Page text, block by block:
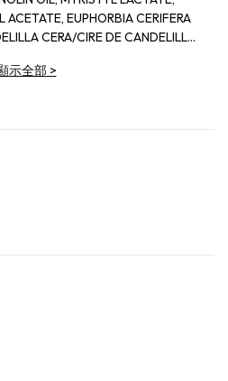
EUPHORBIA CERIFERA
CERA/CIRE DE CANDELILLA,
MYRISTYL ALCOHOL,
WAX/CERA
ZEA MAYS (CORN) OIL,
GERANIOL, LIMONENE,
示全部>